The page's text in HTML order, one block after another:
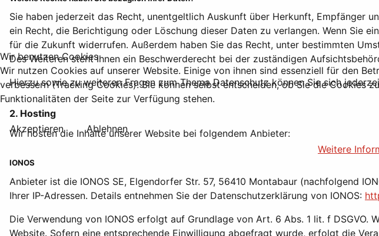
Sie haben jederzeit das Recht, unentgeltlich Auskunft über Herkunft, Empfänger
ein Recht, die Berichtigung oder Löschung dieser Daten zu verlangen. Wenn Sie
für die Zukunft widerrufen. Außerdem haben Sie das Recht, unter bestimmten
Des Weiteren steht Ihnen ein Beschwerderecht bei der zuständigen
Hierzu sowie zu weiteren Fragen zum Thema Datenschutz können Sie sich
2. Hosting
Wir hosten die Inhalte unserer Website bei folgendem Anbieter:
IONOS
Anbieter ist die IONOS SE, Elgendorfer Str. 57, 56410 Montabaur (nachfolgend
Ihrer IP-Adressen. Details entnehmen Sie der Datenschutzerklärung von IONOS:
Die Verwendung von IONOS erfolgt auf Grundlage von Art. 6 Abs. 1 lit. f
Website. Sofern eine entsprechende Einwilligung abgefragt wurde, erfolgt die
Wir benutzen Cookies
Wir nutzen Cookies auf unserer Website. Einige von ihnen sind essenziell für den
verbessern (Tracking Cookies). Sie können selbst entscheiden, ob Sie die Cookies
Funktionalitäten der Seite zur Verfügung stehen.
Akzeptieren
Ablehnen
Weitere